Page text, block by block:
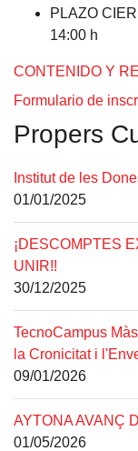
PLAZO
14:00 h
CONTENIDO Y
Formulario de
Propers
Institut de les
01/01/2025
¡DESCOMPTES
UNIR!!
30/12/2025
TecnoCampus
la Cronicitat i
09/01/2026
AYTONA AVANÇ
01/05/2026